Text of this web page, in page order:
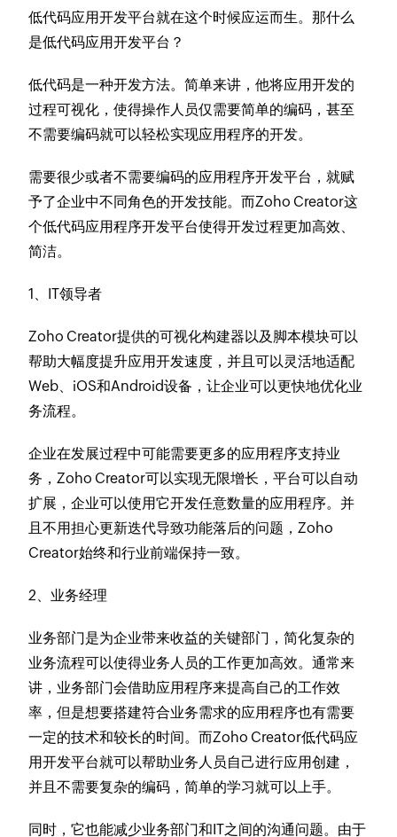
低代码应用开发平台就在这个时候应运而生。那什么
是低代码应用开发平台？
低代码是一种开发方法。简单来讲，他将应用开发的
过程可视化，使得操作人员仅需要简单的编码，甚至
不需要编码就可以轻松实现应用程序的开发。
需要很少或者不需要编码的应用程序开发平台，就赋
予了企业中不同角色的开发技能。而Zoho Creator这
个低代码应用程序开发平台使得开发过程更加高效、
简洁。
1、IT领导者
Zoho Creator提供的可视化构建器以及脚本模块可以
帮助大幅度提升应用开发速度，并且可以灵活地适配
Web、iOS和Android设备，让企业可以更快地优化业
务流程。
企业在发展过程中可能需要更多的应用程序支持业
务，Zoho Creator可以实现无限增长，平台可以自动
扩展，企业可以使用它开发任意数量的应用程序。并
且不用担心更新迭代导致功能落后的问题，Zoho
Creator始终和行业前端保持一致。
2、业务经理
业务部门是为企业带来收益的关键部门，简化复杂的
业务流程可以使得业务人员的工作更加高效。通常来
讲，业务部门会借助应用程序来提高自己的工作效
率，但是想要搭建符合业务需求的应用程序也有需要
一定的技术和较长的时间。而Zoho Creator低代码应
用开发平台就可以帮助业务人员自己进行应用创建，
并且不需要复杂的编码，简单的学习就可以上手。
同时，它也能减少业务部门和IT之间的沟通问题。由于